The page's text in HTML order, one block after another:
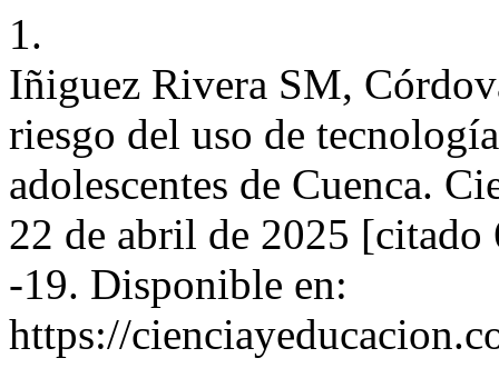
1.
Iñiguez Rivera SM,
riesgo del uso de
adolescentes de Cuenca.
22 de abril de 2025
-19. Disponible en:
https://